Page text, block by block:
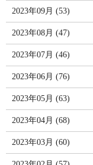
2023年09月 (53)
2023年08月 (47)
2023年07月 (46)
2023年06月 (76)
2023年05月 (63)
2023年04月 (68)
2023年03月 (60)